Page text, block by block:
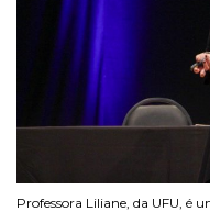
Professora Liliane, da UFU, é